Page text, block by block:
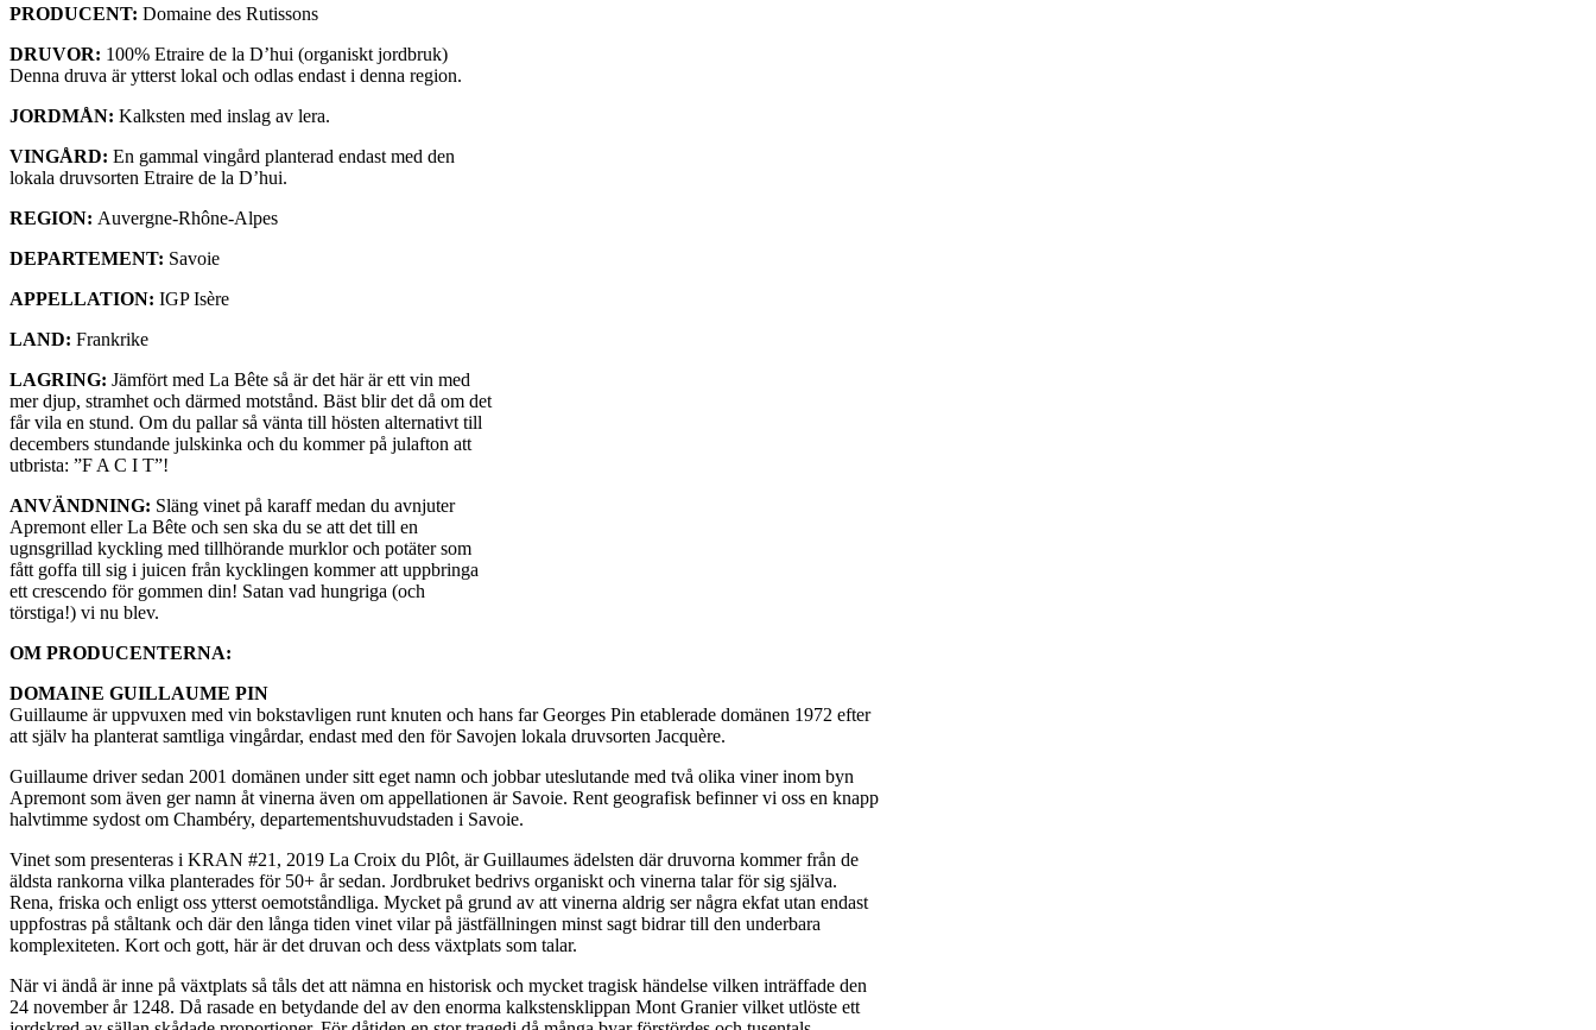
PRODUCENT: Domaine des Rutissons
DRUVOR: 100% Etraire de la D’hui (organiskt jordbruk)
Denna druva är ytterst lokal och odlas endast i denna region.
JORDMÅN: Kalksten med inslag av lera.
VINGÅRD: En gammal vingård planterad endast med den
lokala druvsorten Etraire de la D’hui.
REGION: Auvergne-Rhône-Alpes
DEPARTEMENT: Savoie
APPELLATION: IGP Isère
LAND: Frankrike
LAGRING: Jämfört med La Bête så är det här är ett vin med
mer djup, stramhet och därmed motstånd. Bäst blir det då om det
får vila en stund. Om du pallar så vänta till hösten alternativt till
decembers stundande julskinka och du kommer på julafton att
utbrista: ”F A C I T”!
ANVÄNDNING: Släng vinet på karaff medan du avnjuter
Apremont eller La Bête och sen ska du se att det till en
ugnsgrillad kyckling med tillhörande murklor och potäter som
fått goffa till sig i juicen från kycklingen kommer att uppbringa
ett crescendo för gommen din! Satan vad hungriga (och
törstiga!) vi nu blev.
OM PRODUCENTERNA:
DOMAINE GUILLAUME PIN
Guillaume är uppvuxen med vin bokstavligen runt knuten och hans far Georges Pin etablerade domänen 1972 efter
att själv ha planterat samtliga vingårdar, endast med den för Savojen lokala druvsorten Jacquère.
Guillaume driver sedan 2001 domänen under sitt eget namn och jobbar uteslutande med två olika viner inom byn
Apremont som även ger namn åt vinerna även om appellationen är Savoie. Rent geografisk befinner vi oss en knapp
halvtimme sydost om Chambéry, departementshuvudstaden i Savoie.
Vinet som presenteras i KRAN #21, 2019 La Croix du Plôt, är Guillaumes ädelsten där druvorna kommer från de
äldsta rankorna vilka planterades för 50+ år sedan. Jordbruket bedrivs organiskt och vinerna talar för sig själva.
Rena, friska och enligt oss ytterst oemotståndliga. Mycket på grund av att vinerna aldrig ser några ekfat utan endast
uppfostras på ståltank och där den långa tiden vinet vilar på jästfällningen minst sagt bidrar till den underbara
komplexiteten. Kort och gott, här är det druvan och dess växtplats som talar.
När vi ändå är inne på växtplats så tåls det att nämna en historisk och mycket tragisk händelse vilken inträffade den
24 november år 1248. Då rasade en betydande del av den enorma kalkstensklippan Mont Granier vilket utlöste ett